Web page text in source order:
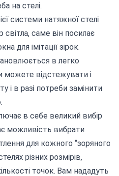
на стелі.
системи натяжної стелі
світла, саме він посилає
для імітації зірок.
в легко
можете відстежувати і
і в разі потреби замінити
в себе великий вибір
можливість вибрати
для кожного “зоряного
різних розмірів,
точок. Вам нададуть